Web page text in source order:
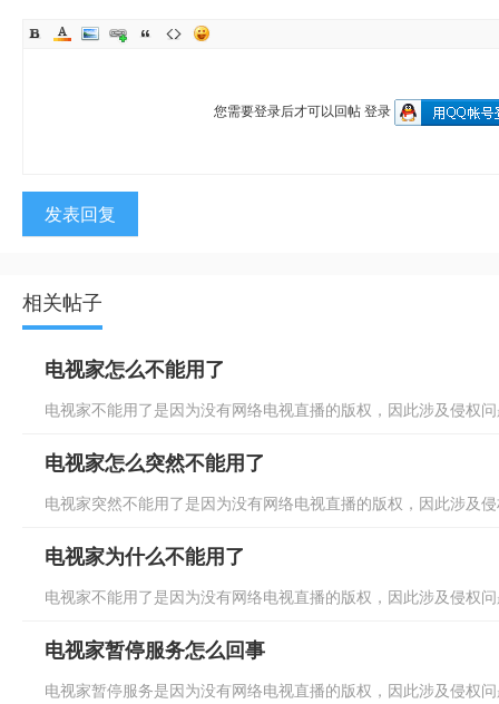
您需要登录后才可以回帖 登录
发表回复
相关帖子
电视家怎么不能用了
电视家不能用了是因为没有网络电视直播的版权，因此涉及侵权
电视家怎么突然不能用了
电视家突然不能用了是因为没有网络电视直播的版权，因此涉及
电视家为什么不能用了
电视家不能用了是因为没有网络电视直播的版权，因此涉及侵权
电视家暂停服务怎么回事
电视家暂停服务是因为没有网络电视直播的版权，因此涉及侵权